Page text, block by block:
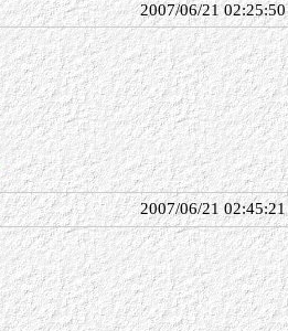
2007/06/21 02:25:50
2007/06/21 02:45:21